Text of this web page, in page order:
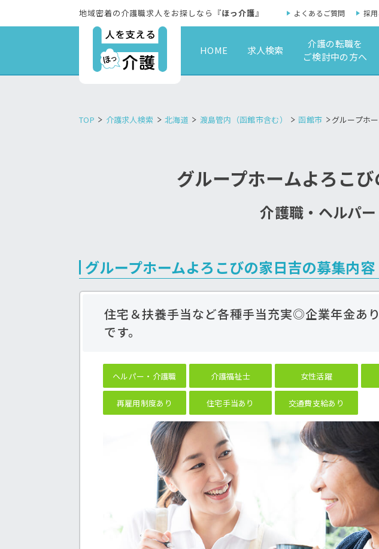
地域密着の介護職求人をお探しなら『ほっ介護』 よくあるご質問 採
HOME 求人検索
介護の転職を
ご検討中の方へ
TOP 介護求人検索 北海道 渡島管内（函館市含む） 函館市 グループホ
グループホームよろこ
介護職・ヘルパ
グループホームよろこびの家日吉の募集内容
住宅＆扶養手当など各種手当充実◎企業年金あ
です。
ヘルパー・介護職 介護福祉士 女性活躍
再雇用制度あり
住宅手当あり 交通費支給あり